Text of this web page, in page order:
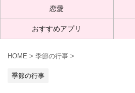
恋愛
おすすめアプリ
HOME > 季節の行事 >
季節の行事